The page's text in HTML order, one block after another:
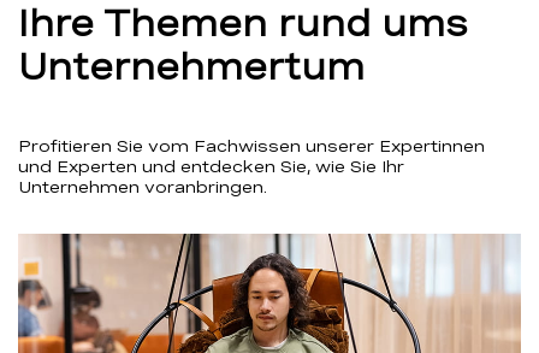
Ihre Themen rund ums
Unternehmertum
Profitieren Sie vom Fachwissen unserer Expertinnen
und Experten und entdecken Sie, wie Sie Ihr
Unternehmen voranbringen.